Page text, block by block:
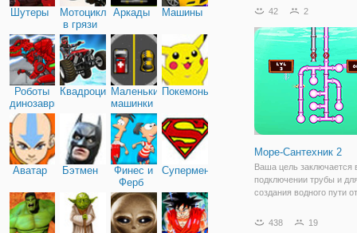
Шутеры
Мотоциклы
в грязи
Аркады Машины
Роботы
динозавры
КвадроциклыМаленькие
машинки
Покемоны
Аватар Бэтмен
Финес и
Ферб
Супермен
локации, напоминающий
карабкаться по стенам,
42 2
Море-Сантехник 2
Ваша цель заключается
подключении трубы и
создания водного пути
водой и канализацию до
438 19